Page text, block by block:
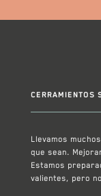
CERRAMIENTOS
Llevamos
que sean.
Estamos
valientes, pero